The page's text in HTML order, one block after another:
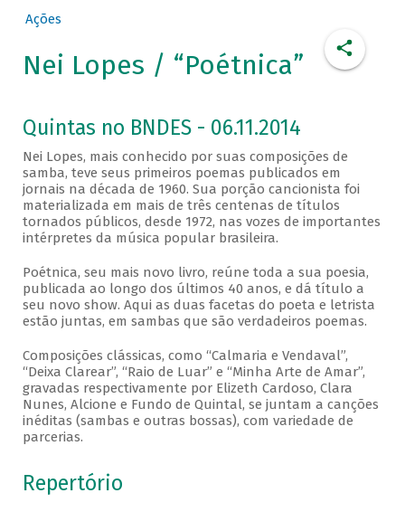
Ações
Nei Lopes / “Poétnica”
Quintas no BNDES - 06.11.2014
Nei Lopes, mais conhecido por suas composições de
samba, teve seus primeiros poemas publicados em
jornais na década de 1960. Sua porção cancionista foi
materializada em mais de três centenas de títulos
tornados públicos, desde 1972, nas vozes de importantes
intérpretes da música popular brasileira.
Poétnica, seu mais novo livro, reúne toda a sua poesia,
publicada ao longo dos últimos 40 anos, e dá título a
seu novo show. Aqui as duas facetas do poeta e letrista
estão juntas, em sambas que são verdadeiros poemas.
Composições clássicas, como “Calmaria e Vendaval”,
“Deixa Clarear”, “Raio de Luar” e “Minha Arte de Amar”,
gravadas respectivamente por Elizeth Cardoso, Clara
Nunes, Alcione e Fundo de Quintal, se juntam a canções
inéditas (sambas e outras bossas), com variedade de
parcerias.
Repertório